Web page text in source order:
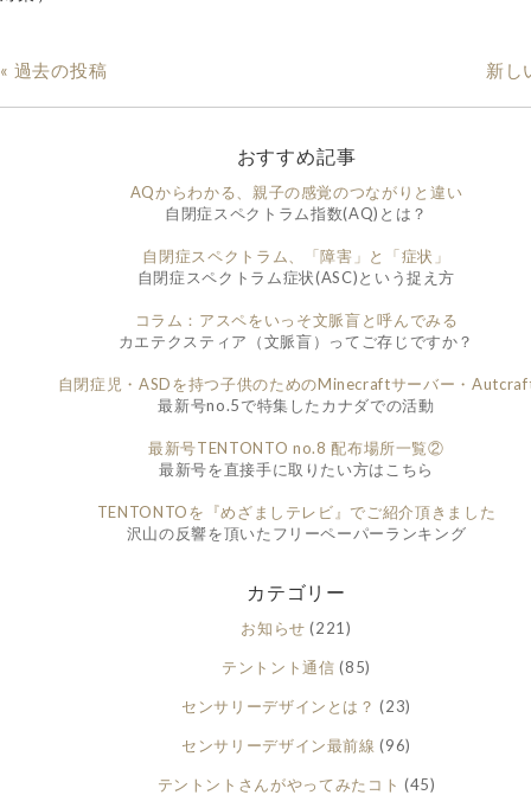
« 過去の投稿 新し
おすすめ記事
AQからわかる、親子の感覚のつながりと違い
自閉症スペクトラム指数(AQ)とは？
自閉症スペクトラム、「障害」と「症状」
自閉症スペクトラム症状(ASC)という捉え方
コラム：アスペをいっそ文脈盲と呼んでみる
カエテクスティア（文脈盲）ってご存じですか？
自閉症児・ASDを持つ子供のためのMinecraftサーバー・
最新号no.5で特集したカナダでの活動
最新号TENTONTO no.8 配布場所一覧②
最新号を直接手に取りたい方はこちら
TENTONTOを『めざましテレビ』でご紹介頂きました
沢山の反響を頂いたフリーペーパーランキング
カテゴリー
お知らせ (221)
テントント通信 (85)
センサリーデザインとは？ (23)
センサリーデザイン最前線 (96)
テントントさんがやってみたコト (45)